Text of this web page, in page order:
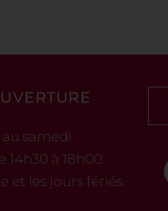
samedi
14h30 à 18h00.
et les jours fériés.